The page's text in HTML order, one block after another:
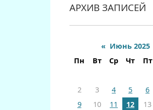
АРХИВ ЗАПИСЕЙ
« Июнь 2025
Пн
Вт Ср Чт Пт
2
3 4 5 6
9
10 11 12 13